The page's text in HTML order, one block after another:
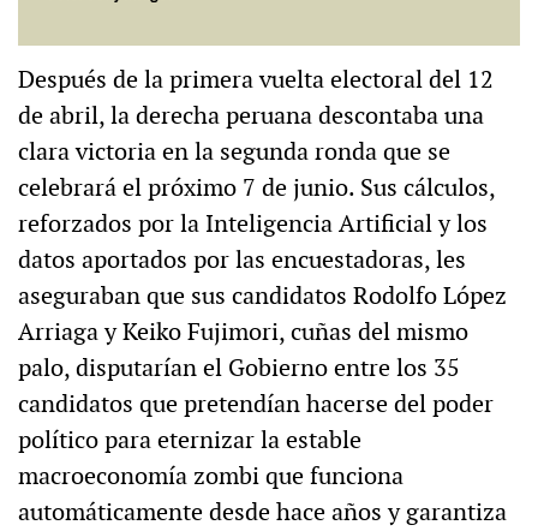
Después de la primera vuelta electoral del 12
de abril, la derecha peruana descontaba una
clara victoria en la segunda ronda que se
celebrará el próximo 7 de junio. Sus cálculos,
reforzados por la Inteligencia Artificial y los
datos aportados por las encuestadoras, les
aseguraban que sus candidatos Rodolfo López
Arriaga y Keiko Fujimori, cuñas del mismo
palo, disputarían el Gobierno entre los 35
candidatos que pretendían hacerse del poder
político para eternizar la estable
macroeconomía zombi que funciona
automáticamente desde hace años y garantiza